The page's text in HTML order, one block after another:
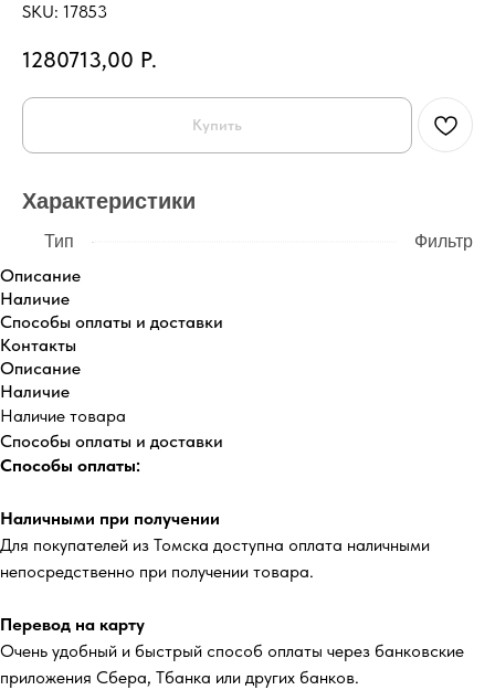
SKU: 17853
1280713,00 Р.
Купить
Характеристики
Тип Фильтр
Описание
Наличие
Способы оплаты и доставки
Контакты
Описание
Наличие
Наличие товара
Способы оплаты и доставки
Способы оплаты:
Наличными при получении
Для покупателей из Томска доступна оплата наличными
непосредственно при получении товара.
Перевод на карту
Очень удобный и быстрый способ оплаты через банковские
приложения Сбера, Тбанка или других банков.